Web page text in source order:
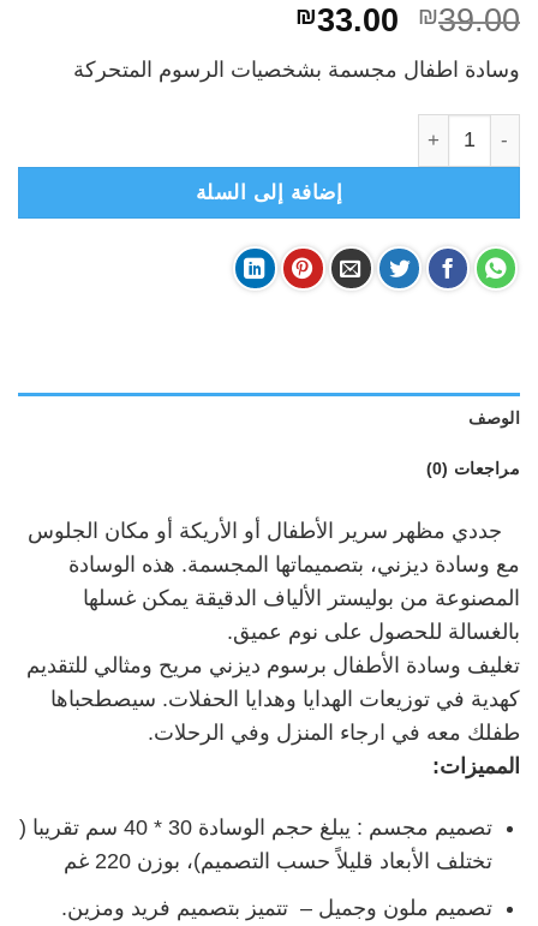
₪39.00
السعر
هو:
₪33.00 السعر
الحالي
هو:
وسادة اطفال مجسمة بشخصيات الرسوم المتحركة
كمية وسادة اطفال مجسمة- وسادة الهرة
إضافة إلى السلة
الوصف
مراجعات (0)
جددي مظهر سرير الأطفال أو الأريكة أو مكان الجلوس
مع وسادة ديزني، بتصميماتها المجسمة. هذه الوسادة
المصنوعة من بوليستر الألياف الدقيقة يمكن غسلها
بالغسالة للحصول على نوم عميق.
تغليف وسادة الأطفال برسوم ديزني مريح ومثالي للتقديم
كهدية في توزيعات الهدايا وهدايا الحفلات. سيصطحباها
طفلك معه في ارجاء المنزل وفي الرحلات.
المميزات:
تصميم مجسم : يبلغ حجم الوسادة 30 * 40 سم تقريبا (
تختلف الأبعاد قليلاً حسب التصميم)، بوزن 220 غم
تصميم ملون وجميل – تتميز بتصميم فريد ومزين.